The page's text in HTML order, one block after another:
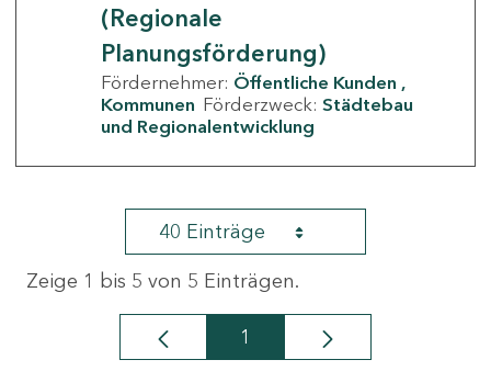
(Regionale
Planungsförderung)
Fördernehmer: Öffentliche Kunden
Kommunen Förderzweck: Städtebau
und Regionalentwicklung
40 Einträge
Zeige 1 bis 5 von 5 Einträgen.
Seite
1